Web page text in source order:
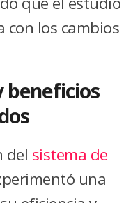
con los cambios
beneficios
del sistema de
una